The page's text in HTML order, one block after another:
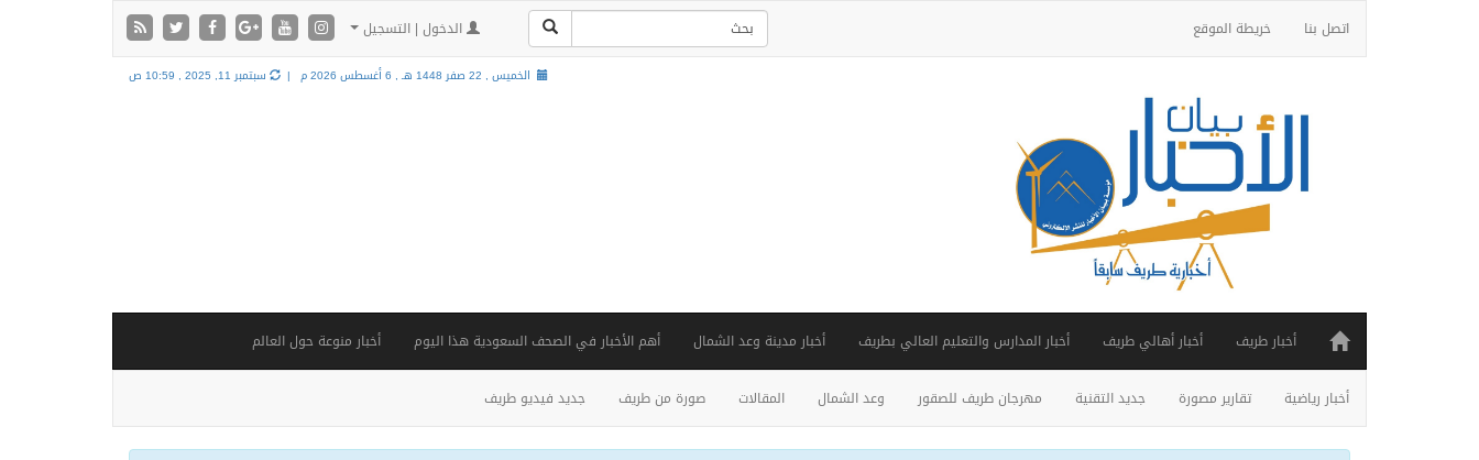
اتصل بنا خريطة الموقع الدخول | التسجيل
الخميس , 22 صفر 1448 هـ , 6 أغسطس 2026 م | سبتمبر 11, 2025 , 10:59 ص
أخبار طريف أخبار أهالي طريف أخبار المدارس والتعليم العالي بطريف أخبار مدينة وعد الشمال أهم الأخبار في الصحف السعودية هذا اليوم أخبار منوعة حول العالم
أخبار رياضية تقارير مصورة جديد التقنية مهرجان طريف للصقور وعد الشمال المقالات صورة من طريف جديد فيديو طريف